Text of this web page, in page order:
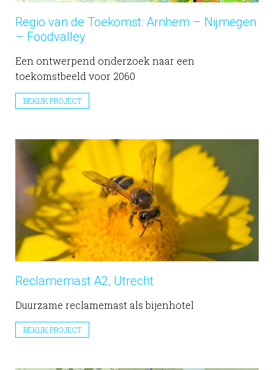
Regio van de Toekomst: Arnhem – Nijmegen
– Foodvalley
Een ontwerpend onderzoek naar een
toekomstbeeld voor 2060
BEKIJK PROJECT
Reclamemast A2, Utrecht
Duurzame reclamemast als bijenhotel
BEKIJK PROJECT